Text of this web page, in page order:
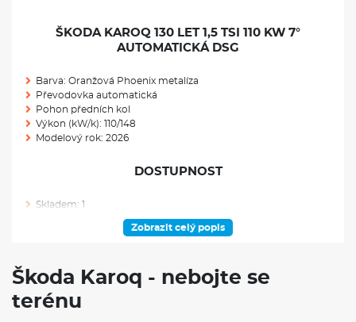
ŠKODA KAROQ 130 LET 1,5 TSI 110 KW 7°
AUTOMATICKÁ DSG
Barva: Oranžová Phoenix metalíza
Převodovka automatická
Pohon předních kol
Výkon (kW/k): 110/148
Modelový rok: 2026
DOSTUPNOST
Skladem: 1
Rezervní kolo (neplnohodnotné)
Sada nářadí a zvedák vozu
Zobrazit celý popis
Škoda Karoq - nebojte se
terénu